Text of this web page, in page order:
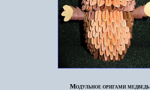
Модульное оригами медведь